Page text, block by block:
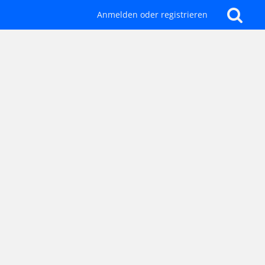
Anmelden oder registrieren